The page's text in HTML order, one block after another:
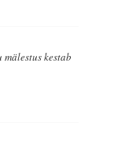
kestab